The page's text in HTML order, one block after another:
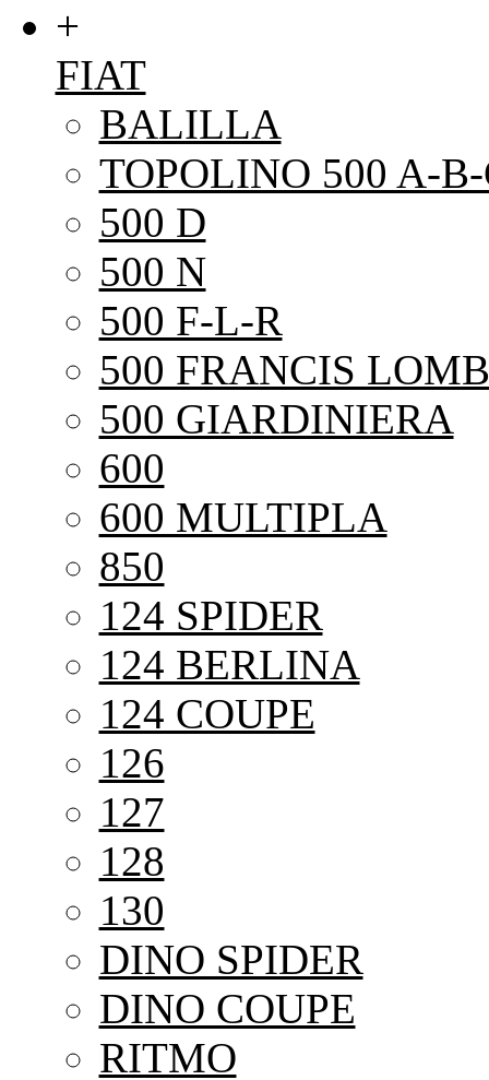
+
FIAT
BALILLA
TOPOLINO 500 A-
500 D
500 N
500 F-L-R
500 FRANCIS
500 GIARDINIERA
600
600 MULTIPLA
850
124 SPIDER
124 BERLINA
124 COUPE
126
127
128
130
DINO SPIDER
DINO COUPE
RITMO